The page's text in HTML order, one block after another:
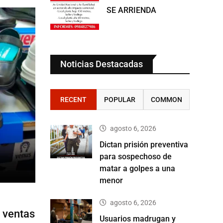
ventas
SE ARRIENDA
Noticias Destacadas
RECENT POPULAR COMMON
agosto 6, 2026
Dictan prisión preventiva
para sospechoso de
matar a golpes a una
menor
agosto 6, 2026
Usuarios madrugan y